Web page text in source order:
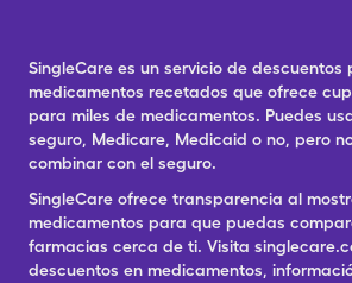
SingleCare es un servicio de descuentos
medicamentos recetados que ofrece
para miles de medicamentos. Puedes
seguro, Medicare, Medicaid o no, pero
combinar con el seguro.
SingleCare ofrece transparencia al
medicamentos para que puedas
farmacias cerca de ti. Visita
descuentos en medicamentos,